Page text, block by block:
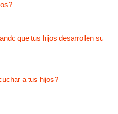
que tus hijos desarrollen su
a tus hijos?